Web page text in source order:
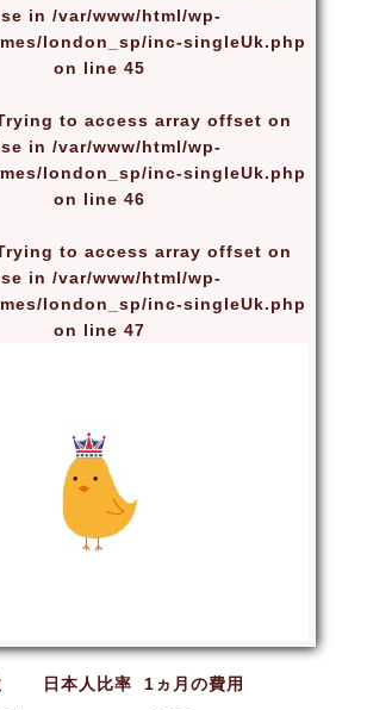
in/var/www/html/wp-
london_sp/inc-singleUk.php
on line45
to access array offset on
in/var/www/html/wp-
london_sp/inc-singleUk.php
on line46
to access array offset on
in/var/www/html/wp-
london_sp/inc-singleUk.php
on line47
日本人比率
1ヵ月の費用